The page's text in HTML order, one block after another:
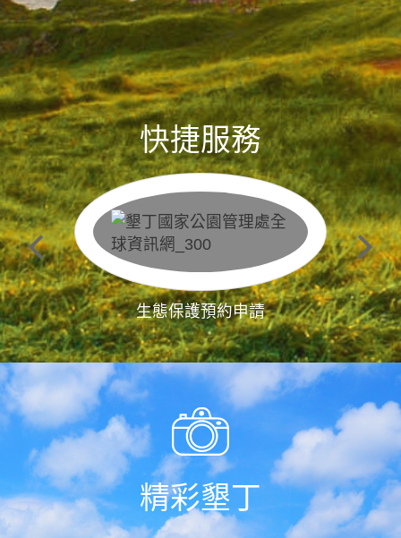
快捷服務
生態保護預約申請
精彩墾丁